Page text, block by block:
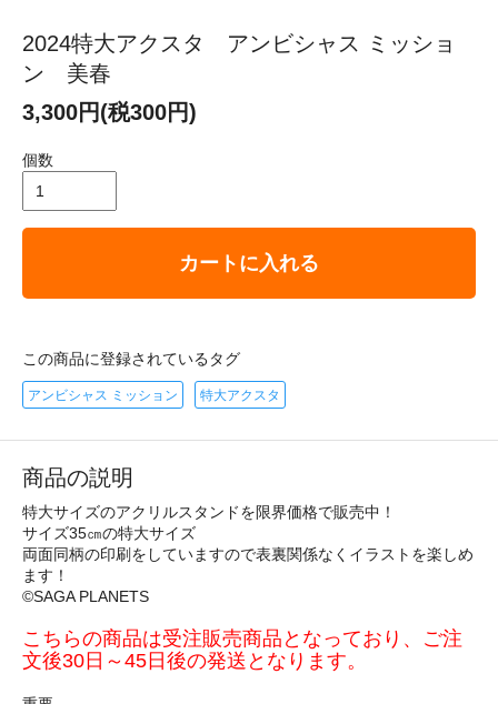
2024特大アクスタ アンビシャス ミッショ
ン 美春
3,300円(税300円)
個数
カートに入れる
この商品に登録されているタグ
アンビシャス ミッション 特大アクスタ
商品の説明
特大サイズのアクリルスタンドを限界価格で販売中！
サイズ35㎝の特大サイズ
両面同柄の印刷をしていますので表裏関係なくイラストを楽しめ
ます！
©SAGA PLANETS
こちらの商品は受注販売商品となっており、ご注
文後30日～45日後の発送となります。